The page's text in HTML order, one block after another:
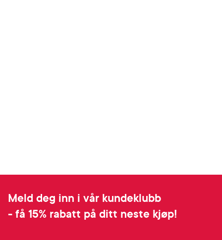
Meld deg inn i vår kundeklubb
- få 15% rabatt på ditt neste kjøp!